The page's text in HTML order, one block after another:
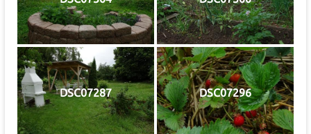
DSC07287 DSC07296